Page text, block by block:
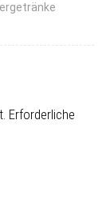
Erforderliche